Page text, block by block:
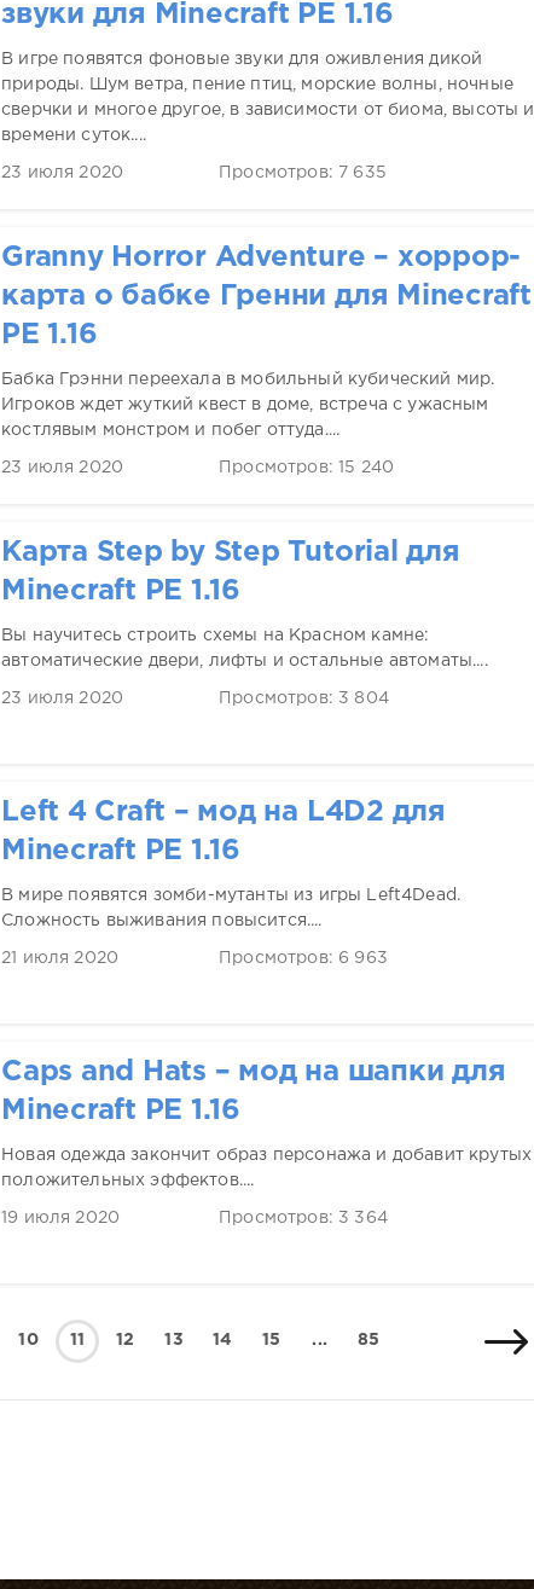
звуки для Minecraft PE 1.16
В игре появятся фоновые звуки для оживления дикой
природы. Шум ветра, пение птиц, морские волны, ночные
сверчки и многое другое, в зависимости от биома, высоты и
времени суток....
23 июля 2020 Просмотров: 7 635
Granny Horror Adventure – хоррор-
карта о бабке Гренни для Minecraft
PE 1.16
Бабка Грэнни переехала в мобильный кубический мир.
Игроков ждет жуткий квест в доме, встреча с ужасным
костлявым монстром и побег оттуда....
23 июля 2020 Просмотров: 15 240
Карта Step by Step Tutorial для
Minecraft PE 1.16
Вы научитесь строить схемы на Красном камне:
автоматические двери, лифты и остальные автоматы....
23 июля 2020 Просмотров: 3 804
Left 4 Craft – мод на L4D2 для
Minecraft PE 1.16
В мире появятся зомби-мутанты из игры Left4Dead.
Сложность выживания повысится....
21 июля 2020 Просмотров: 6 963
Caps and Hats – мод на шапки для
Minecraft PE 1.16
Новая одежда закончит образ персонажа и добавит крутых
положительных эффектов....
19 июля 2020 Просмотров: 3 364
10 11 12 13 14 15 ... 85